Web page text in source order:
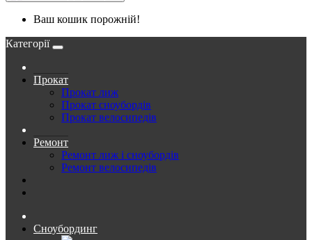
Ваш кошик порожній!
Категорії
Прокат
Прокат лиж
Прокат сноубордів
Прокат велосипедів
Ремонт
Ремонт лиж і сноубордів
Ремонт велосипедів
Сноубординг